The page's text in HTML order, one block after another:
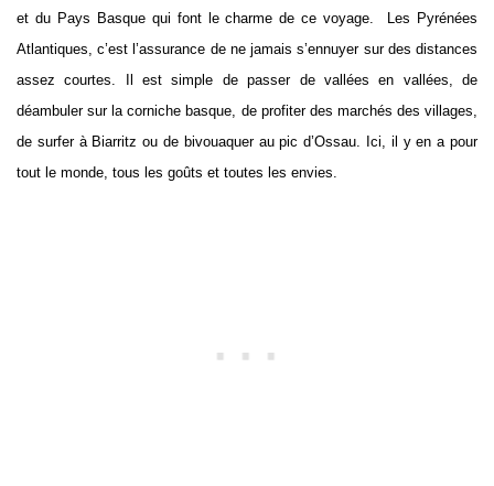
et du Pays Basque qui font le charme de ce voyage. Les Pyrénées
Atlantiques, c’est l’assurance de ne jamais s’ennuyer sur des distances
assez courtes. Il est simple de passer de vallées en vallées, de
déambuler sur la corniche basque, de profiter des marchés des villages,
de surfer à Biarritz ou de bivouaquer au pic d’Ossau. Ici, il y en a pour
tout le monde, tous les goûts et toutes les envies.